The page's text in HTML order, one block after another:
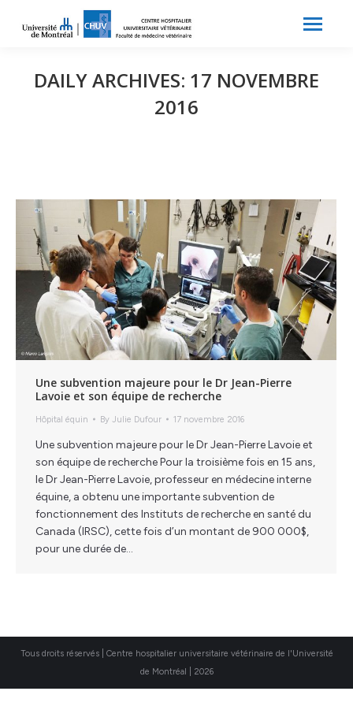
DAILY ARCHIVES: 17 NOVEMBRE
2016
Une subvention majeure pour le Dr Jean-Pierre
Lavoie et son équipe de recherche
Hôpital équin By Julie Dufour 17 novembre 2016
Une subvention majeure pour le Dr Jean-Pierre Lavoie et
son équipe de recherche Pour la troisième fois en 15 ans,
le Dr Jean-Pierre Lavoie, professeur en médecine interne
équine, a obtenu une importante subvention de
fonctionnement des Instituts de recherche en santé du
Canada (IRSC), cette fois d’un montant de 900 000$,
pour une durée de…
Tous droits réservés | Centre hospitalier universitaire vétérinaire de l'Université
de Montréal | 2026